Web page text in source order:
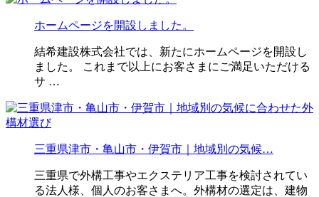
ホームページを開設しました。
結希建設株式会社では、新たにホームページを開設し
ました。 これまで以上にお客さまにご満足いただける
サ …
三重県津市・亀山市・伊賀市｜地域別の気候…
三重県で外構工事やエクステリア工事を検討されてい
る法人様、個人のお客さまへ。外構材の選定は、建物